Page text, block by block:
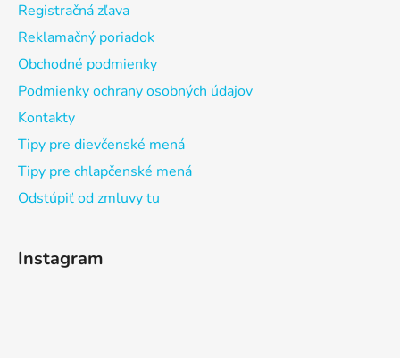
Registračná zľava
Reklamačný poriadok
Obchodné podmienky
Podmienky ochrany osobných údajov
Kontakty
Tipy pre dievčenské mená
Tipy pre chlapčenské mená
Odstúpiť od zmluvy tu
Instagram